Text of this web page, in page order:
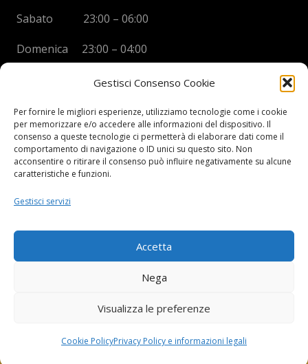
Gestisci Consenso Cookie
Per fornire le migliori esperienze, utilizziamo tecnologie come i cookie
per memorizzare e/o accedere alle informazioni del dispositivo. Il
consenso a queste tecnologie ci permetterà di elaborare dati come il
comportamento di navigazione o ID unici su questo sito. Non
acconsentire o ritirare il consenso può influire negativamente su alcune
caratteristiche e funzioni.
Gestisci servizi
Accetta
Nega
Visualizza le preferenze
Cookie PolicyPrivacy Policy e informazioni legali
Sabato 23:00 – 06:00
Domenica 23:00 – 04:00
BOYS DISCO VICENZA
Via Oreficeria, 68 –36100 Vicenza (VI)
Tel.+39 0444 960737
P.I.03908300241
Privacy Policy e informazioni Legali
©Boys Vicenza